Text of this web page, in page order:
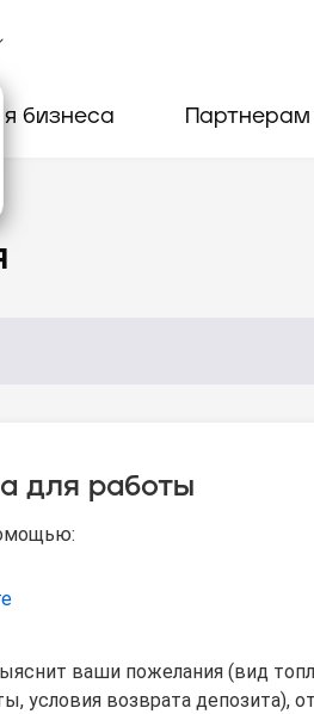
бизнеса Партнерам
для работы
ваши пожелания (вид
условия возврата депозита),